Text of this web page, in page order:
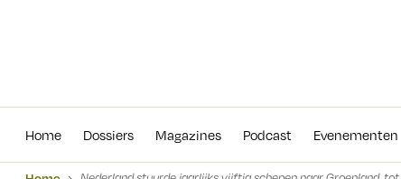
Home Dossiers Magazines Podcast Evenementen